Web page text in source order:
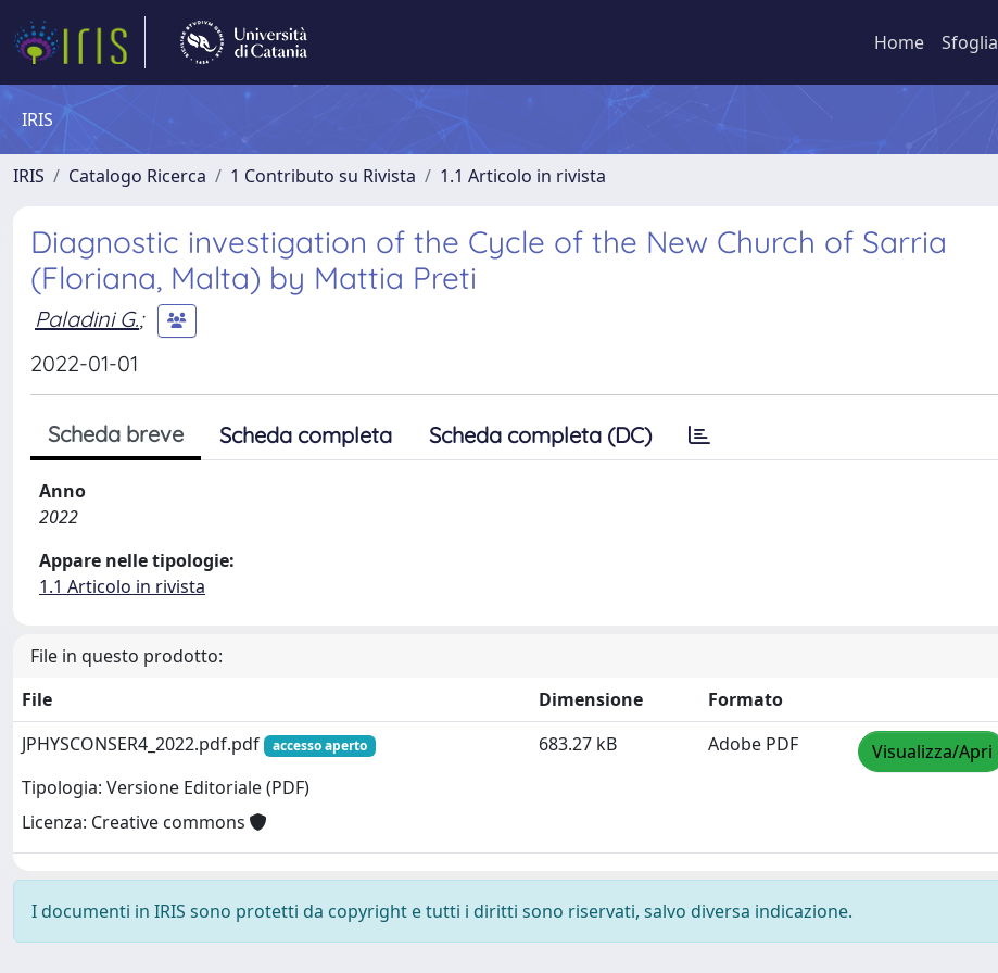
Home Sfoglia
IRIS
IRIS Catalogo Ricerca 1 Contributo su Rivista 1.1 Articolo in rivista
Diagnostic investigation of the Cycle of the New Church of Sarria
(Floriana, Malta) by Mattia Preti
Paladini G.;
2022-01-01
Scheda breve Scheda completa Scheda completa (DC)
Anno
2022
Appare nelle tipologie:
1.1 Articolo in rivista
File in questo prodotto:
File
Dimensione
Formato
JPHYSCONSER4_2022.pdf.pdf
accesso aperto
Tipologia: Versione Editoriale (PDF)
Licenza: Creative commons
683.27 kB Adobe PDF Visualizza/Apri
I documenti in IRIS sono protetti da copyright e tutti i diritti sono riservati, salvo diversa indicazione.